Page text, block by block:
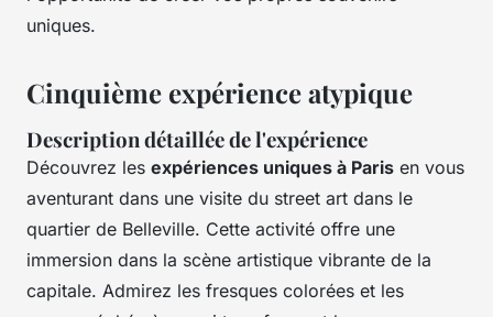
uniques.
Cinquième expérience atypique
Description détaillée de l'expérience
Découvrez les expériences uniques à Paris en vous
aventurant dans une visite du street art dans le
quartier de Belleville. Cette activité offre une
immersion dans la scène artistique vibrante de la
capitale. Admirez les fresques colorées et les